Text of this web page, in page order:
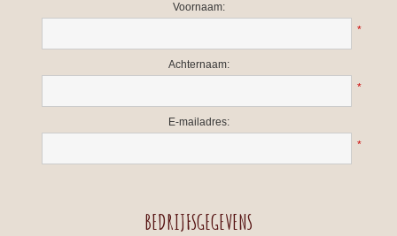
Voornaam:
*
Achternaam:
*
E-mailadres:
*
BEDRIJFSGEGEVENS